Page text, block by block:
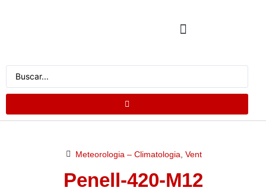
Meteorologia – Climatologia Vent
Penell-420-M12